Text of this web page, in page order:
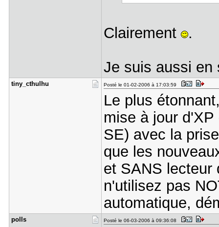
Clairement .
Je suis aussi
tiny_cthul​hu Posté le 01-02-2006 à 17:03:59
Le plus
mise à jour
SE) avec la
que les
et SANS lecteur
n'utilisez pas
automatique,
polls Posté le 06-03-2006 à 09:36:08